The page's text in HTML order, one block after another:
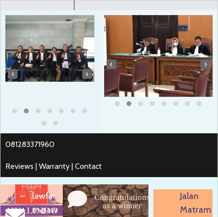
‹ ›
‹ ›
081283371960
Reviews | Warranty | Contact
lawfir
m@aw
Congratulations
as a winner
Jalan
Matram